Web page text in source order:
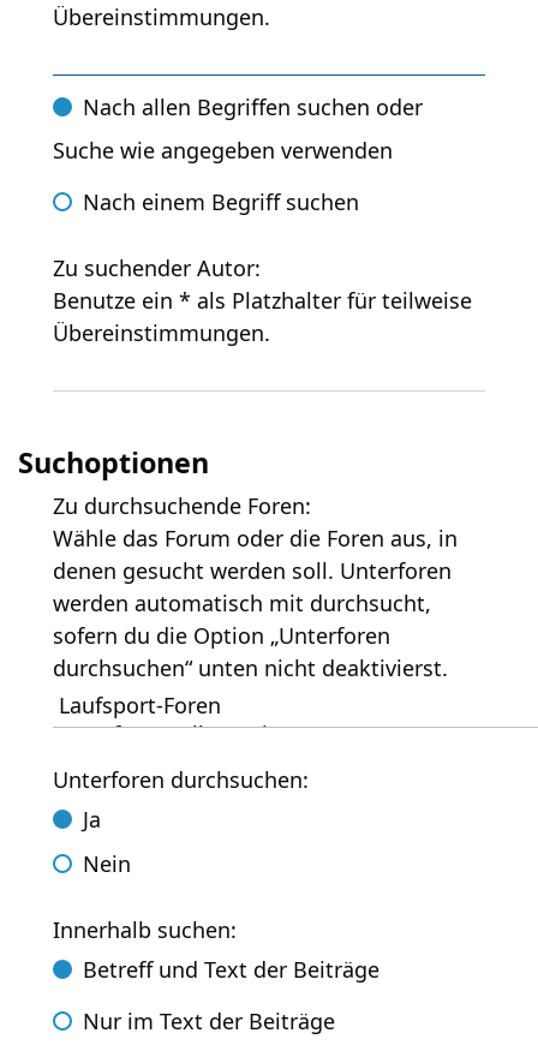
Übereinstimmungen.
Nach allen Begriffen suchen oder
Suche wie angegeben verwenden
Nach einem Begriff suchen
Zu suchender Autor:
Benutze ein * als Platzhalter für teilweise
Übereinstimmungen.
Suchoptionen
Zu durchsuchende Foren:
Wähle das Forum oder die Foren aus, in
denen gesucht werden soll. Unterforen
werden automatisch mit durchsucht,
sofern du die Option „Unterforen
durchsuchen“ unten nicht deaktivierst.
Unterforen durchsuchen:
Ja
Nein
Innerhalb suchen:
Betreff und Text der Beiträge
Nur im Text der Beiträge